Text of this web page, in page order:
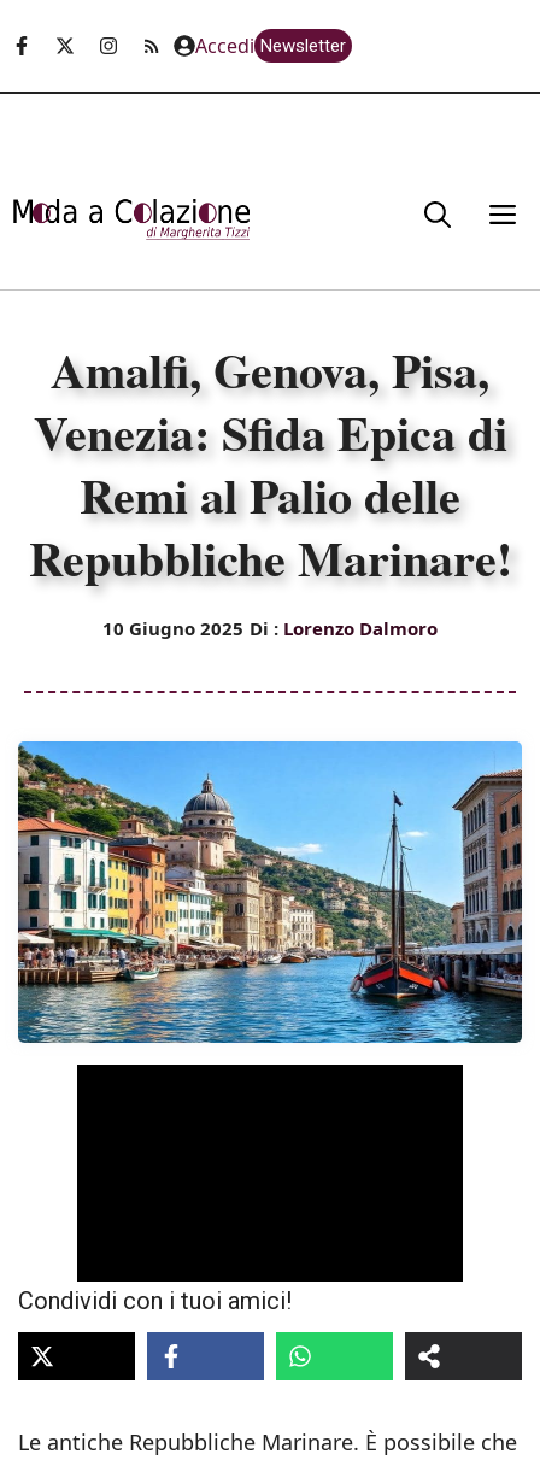
Accedi Newsletter
Amalfi, Genova, Pisa,
Venezia: Sfida Epica di
Remi al Palio delle
Repubbliche Marinare!
10 Giugno 2025 Di : Lorenzo Dalmoro
Condividi con i tuoi amici!
Le antiche Repubbliche Marinare. È possibile che